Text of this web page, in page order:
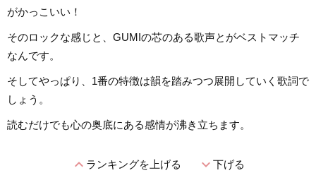
がかっこいい！
そのロックな感じと、GUMIの芯のある歌声とがベストマッチ
なんです。
そしてやっぱり、1番の特徴は韻を踏みつつ展開していく歌詞で
しょう。
読むだけでも心の奥底にある感情が沸き立ちます。
expand_lessランキングを上げる expand_more下げる